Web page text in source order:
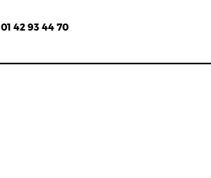
01 42 93 44 70